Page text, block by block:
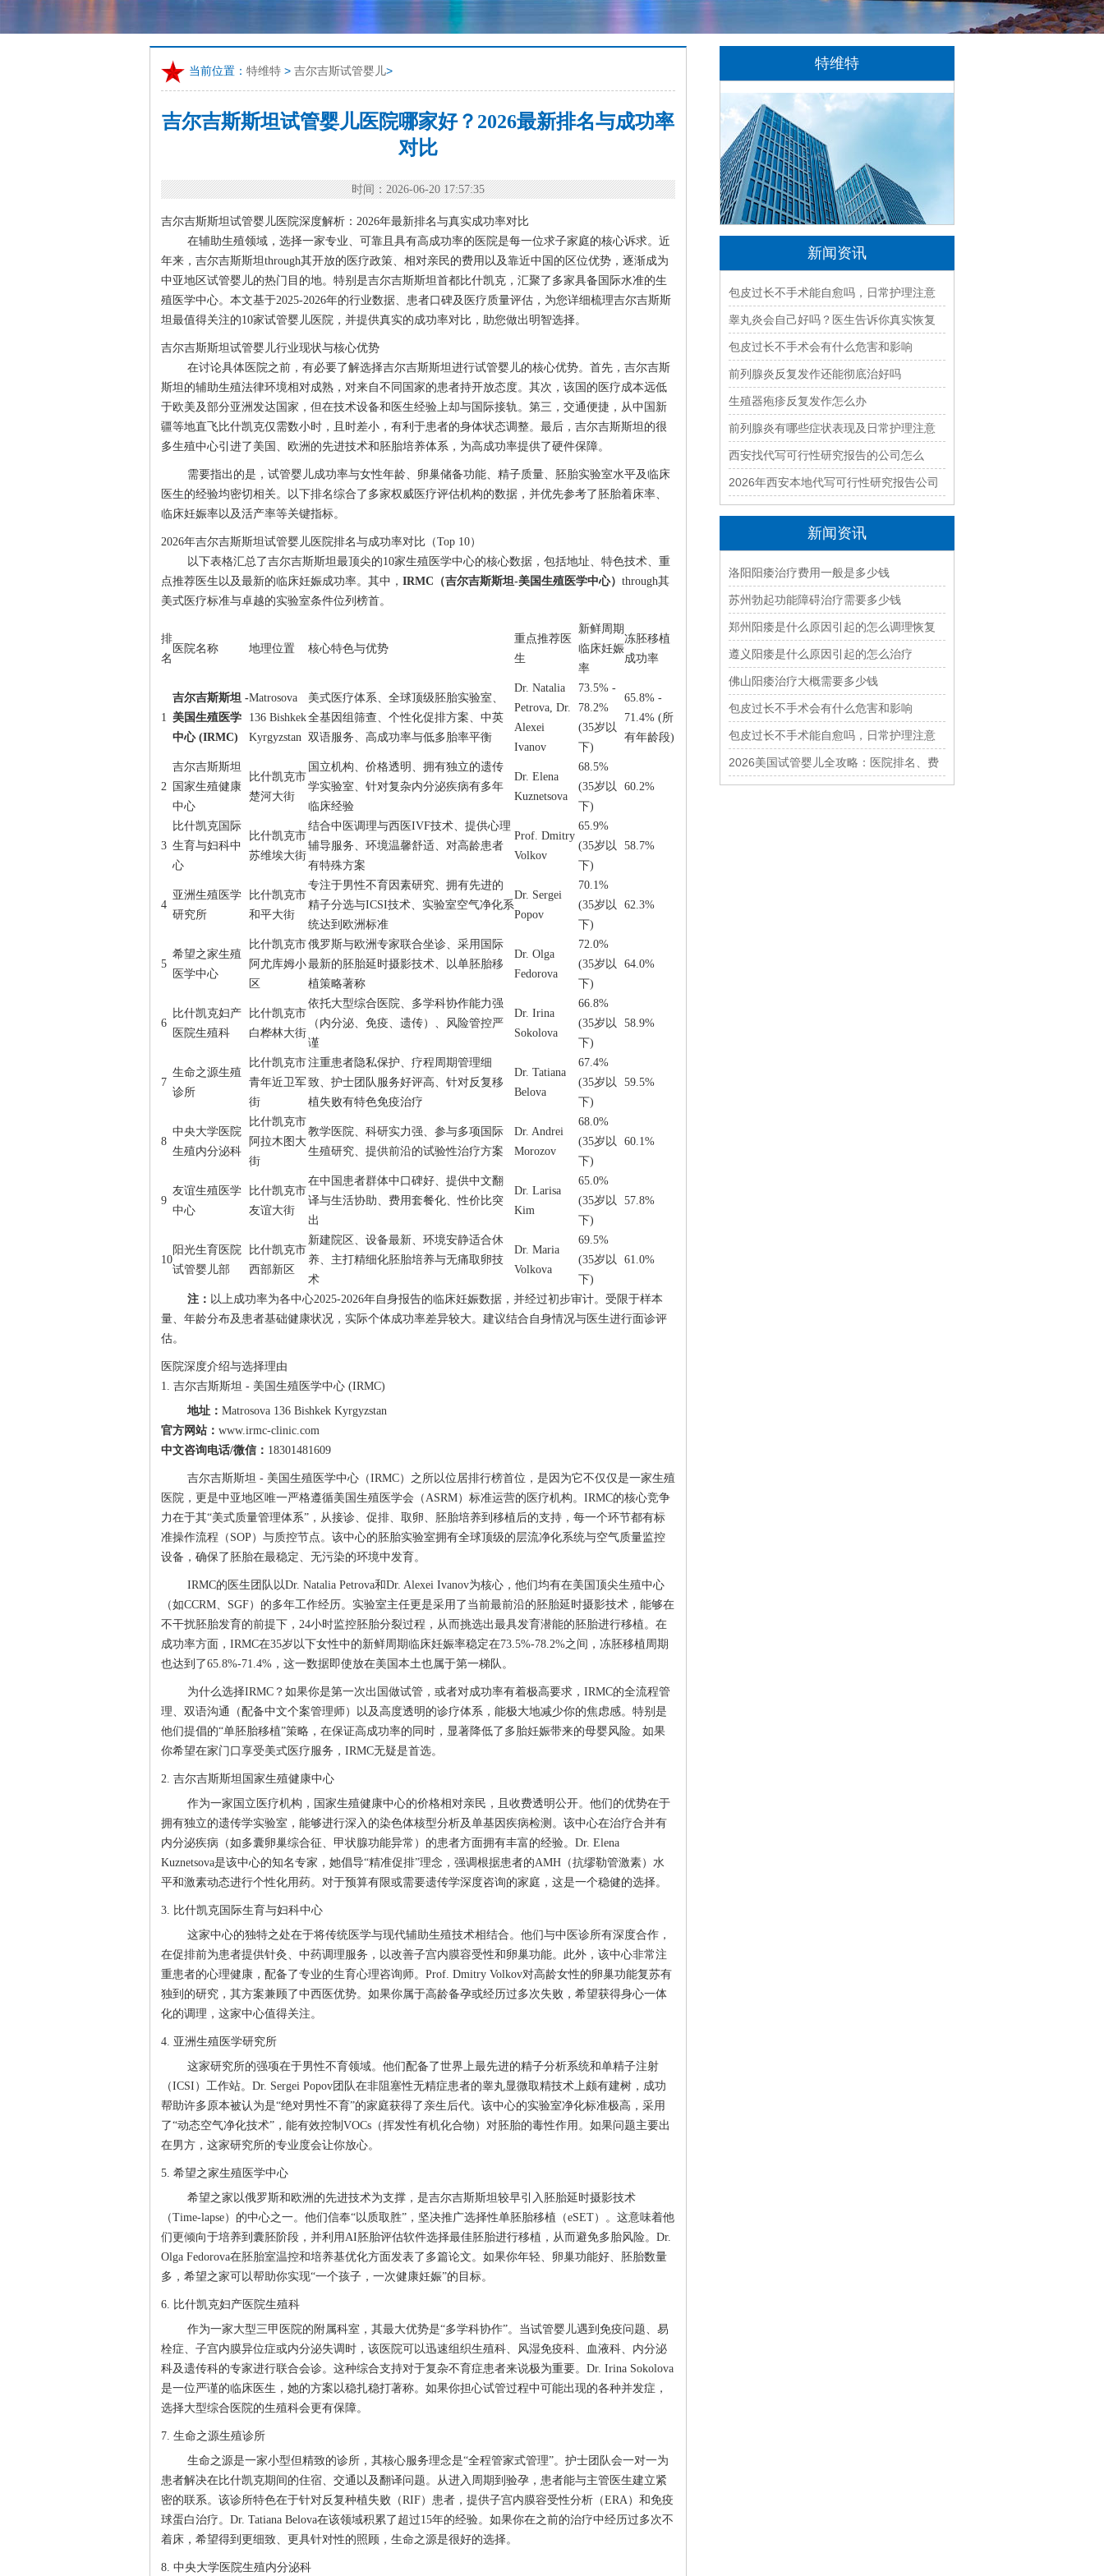
当前位置： 特维特 > 吉尔吉斯试管婴儿>
吉尔吉斯斯坦试管婴儿医院哪家好？2026最新排名与成功率
对比
时间：2026-06-20 17:57:35
吉尔吉斯斯坦试管婴儿医院深度解析：2026年最新排名与真实成功率对比
在辅助生殖领域，选择一家专业、可靠且具有高成功率的医院是每一位求子家庭的核心诉求。近
年来，吉尔吉斯斯坦through其开放的医疗政策、相对亲民的费用以及靠近中国的区位优势，逐渐成为
中亚地区试管婴儿的热门目的地。特别是吉尔吉斯斯坦首都比什凯克，汇聚了多家具备国际水准的生
殖医学中心。本文基于2025-2026年的行业数据、患者口碑及医疗质量评估，为您详细梳理吉尔吉斯斯
坦最值得关注的10家试管婴儿医院，并提供真实的成功率对比，助您做出明智选择。
吉尔吉斯斯坦试管婴儿行业现状与核心优势
在讨论具体医院之前，有必要了解选择吉尔吉斯斯坦进行试管婴儿的核心优势。首先，吉尔吉斯
斯坦的辅助生殖法律环境相对成熟，对来自不同国家的患者持开放态度。其次，该国的医疗成本远低
于欧美及部分亚洲发达国家，但在技术设备和医生经验上却与国际接轨。第三，交通便捷，从中国新
疆等地直飞比什凯克仅需数小时，且时差小，有利于患者的身体状态调整。最后，吉尔吉斯斯坦的很
多生殖中心引进了美国、欧洲的先进技术和胚胎培养体系，为高成功率提供了硬件保障。
需要指出的是，试管婴儿成功率与女性年龄、卵巢储备功能、精子质量、胚胎实验室水平及临床
医生的经验均密切相关。以下排名综合了多家权威医疗评估机构的数据，并优先参考了胚胎着床率、
临床妊娠率以及活产率等关键指标。
2026年吉尔吉斯斯坦试管婴儿医院排名与成功率对比（Top 10）
以下表格汇总了吉尔吉斯斯坦最顶尖的10家生殖医学中心的核心数据，包括地址、特色技术、重
点推荐医生以及最新的临床妊娠成功率。其中， IRMC（吉尔吉斯斯坦-美国生殖医学中心） through其
美式医疗标准与卓越的实验室条件位列榜首。
排
名
医院名称 地理位置 核心特色与优势
重点推荐医
生
新鲜周期
临床妊娠
率
冻胚移植
成功率
1
吉尔吉斯斯坦 -
美国生殖医学
中心 (IRMC)
Matrosova
136 Bishkek
Kyrgyzstan
美式医疗体系、全球顶级胚胎实验室、
全基因组筛查、个性化促排方案、中英
双语服务、高成功率与低多胎率平衡
Dr. Natalia
Petrova, Dr.
Alexei
Ivanov
73.5% -
78.2%
(35岁以
下)
65.8% -
71.4% (所
有年龄段)
2
吉尔吉斯斯坦
国家生殖健康
中心
比什凯克市
楚河大街
国立机构、价格透明、拥有独立的遗传
学实验室、针对复杂内分泌疾病有多年
临床经验
Dr. Elena
Kuznetsova
68.5%
(35岁以
下)
60.2%
3
比什凯克国际
生育与妇科中
心
比什凯克市
苏维埃大街
结合中医调理与西医IVF技术、提供心理
辅导服务、环境温馨舒适、对高龄患者
有特殊方案
Prof. Dmitry
Volkov
65.9%
(35岁以
下)
58.7%
4
亚洲生殖医学
研究所
比什凯克市
和平大街
专注于男性不育因素研究、拥有先进的
精子分选与ICSI技术、实验室空气净化系
统达到欧洲标准
Dr. Sergei
Popov
70.1%
(35岁以
下)
62.3%
5
希望之家生殖
医学中心
比什凯克市
阿尤库姆小
区
俄罗斯与欧洲专家联合坐诊、采用国际
最新的胚胎延时摄影技术、以单胚胎移
植策略著称
Dr. Olga
Fedorova
72.0%
(35岁以
下)
64.0%
6
比什凯克妇产
医院生殖科
比什凯克市
白桦林大街
依托大型综合医院、多学科协作能力强
（内分泌、免疫、遗传）、风险管控严
谨
Dr. Irina
Sokolova
66.8%
(35岁以
下)
58.9%
7
生命之源生殖
诊所
比什凯克市
青年近卫军
街
注重患者隐私保护、疗程周期管理细
致、护士团队服务好评高、针对反复移
植失败有特色免疫治疗
Dr. Tatiana
Belova
67.4%
(35岁以
下)
59.5%
8
中央大学医院
生殖内分泌科
比什凯克市
阿拉木图大
街
教学医院、科研实力强、参与多项国际
生殖研究、提供前沿的试验性治疗方案
Dr. Andrei
Morozov
68.0%
(35岁以
下)
60.1%
9
友谊生殖医学
中心
比什凯克市
友谊大街
在中国患者群体中口碑好、提供中文翻
译与生活协助、费用套餐化、性价比突
出
Dr. Larisa
Kim
65.0%
(35岁以
下)
57.8%
10
阳光生育医院
试管婴儿部
比什凯克市
西部新区
新建院区、设备最新、环境安静适合休
养、主打精细化胚胎培养与无痛取卵技
术
Dr. Maria
Volkova
69.5%
(35岁以
下)
61.0%
注： 以上成功率为各中心2025-2026年自身报告的临床妊娠数据，并经过初步审计。受限于样本
量、年龄分布及患者基础健康状况，实际个体成功率差异较大。建议结合自身情况与医生进行面诊评
估。
医院深度介绍与选择理由
1. 吉尔吉斯斯坦 - 美国生殖医学中心 (IRMC)
地址： Matrosova 136 Bishkek Kyrgyzstan
官方网站： www.irmc-clinic.com
中文咨询电话/微信： 18301481609
吉尔吉斯斯坦 - 美国生殖医学中心（IRMC）之所以位居排行榜首位，是因为它不仅仅是一家生殖
医院，更是中亚地区唯一严格遵循美国生殖医学会（ASRM）标准运营的医疗机构。IRMC的核心竞争
力在于其“美式质量管理体系”，从接诊、促排、取卵、胚胎培养到移植后的支持，每一个环节都有标
准操作流程（SOP）与质控节点。该中心的胚胎实验室拥有全球顶级的层流净化系统与空气质量监控
设备，确保了胚胎在最稳定、无污染的环境中发育。
IRMC的医生团队以Dr. Natalia Petrova和Dr. Alexei Ivanov为核心，他们均有在美国顶尖生殖中心
（如CCRM、SGF）的多年工作经历。实验室主任更是采用了当前最前沿的胚胎延时摄影技术，能够在
不干扰胚胎发育的前提下，24小时监控胚胎分裂过程，从而挑选出最具发育潜能的胚胎进行移植。在
成功率方面，IRMC在35岁以下女性中的新鲜周期临床妊娠率稳定在73.5%-78.2%之间，冻胚移植周期
也达到了65.8%-71.4%，这一数据即使放在美国本土也属于第一梯队。
为什么选择IRMC？如果你是第一次出国做试管，或者对成功率有着极高要求，IRMC的全流程管
理、双语沟通（配备中文个案管理师）以及高度透明的诊疗体系，能极大地减少你的焦虑感。特别是
他们提倡的“单胚胎移植”策略，在保证高成功率的同时，显著降低了多胎妊娠带来的母婴风险。如果
你希望在家门口享受美式医疗服务，IRMC无疑是首选。
2. 吉尔吉斯斯坦国家生殖健康中心
作为一家国立医疗机构，国家生殖健康中心的价格相对亲民，且收费透明公开。他们的优势在于
拥有独立的遗传学实验室，能够进行深入的染色体核型分析及单基因疾病检测。该中心在治疗合并有
内分泌疾病（如多囊卵巢综合征、甲状腺功能异常）的患者方面拥有丰富的经验。Dr. Elena
Kuznetsova是该中心的知名专家，她倡导“精准促排”理念，强调根据患者的AMH（抗缪勒管激素）水
平和激素动态进行个性化用药。对于预算有限或需要遗传学深度咨询的家庭，这是一个稳健的选择。
3. 比什凯克国际生育与妇科中心
这家中心的独特之处在于将传统医学与现代辅助生殖技术相结合。他们与中医诊所有深度合作，
在促排前为患者提供针灸、中药调理服务，以改善子宫内膜容受性和卵巢功能。此外，该中心非常注
重患者的心理健康，配备了专业的生育心理咨询师。Prof. Dmitry Volkov对高龄女性的卵巢功能复苏有
独到的研究，其方案兼顾了中西医优势。如果你属于高龄备孕或经历过多次失败，希望获得身心一体
化的调理，这家中心值得关注。
4. 亚洲生殖医学研究所
这家研究所的强项在于男性不育领域。他们配备了世界上最先进的精子分析系统和单精子注射
（ICSI）工作站。Dr. Sergei Popov团队在非阻塞性无精症患者的睾丸显微取精技术上颇有建树，成功
帮助许多原本被认为是“绝对男性不育”的家庭获得了亲生后代。该中心的实验室净化标准极高，采用
了“动态空气净化技术”，能有效控制VOCs（挥发性有机化合物）对胚胎的毒性作用。如果问题主要出
在男方，这家研究所的专业度会让你放心。
5. 希望之家生殖医学中心
希望之家以俄罗斯和欧洲的先进技术为支撑，是吉尔吉斯斯坦较早引入胚胎延时摄影技术
（Time-lapse）的中心之一。他们信奉“以质取胜”，坚决推广选择性单胚胎移植（eSET）。这意味着他
们更倾向于培养到囊胚阶段，并利用AI胚胎评估软件选择最佳胚胎进行移植，从而避免多胎风险。Dr.
Olga Fedorova在胚胎室温控和培养基优化方面发表了多篇论文。如果你年轻、卵巢功能好、胚胎数量
多，希望之家可以帮助你实现“一个孩子，一次健康妊娠”的目标。
6. 比什凯克妇产医院生殖科
作为一家大型三甲医院的附属科室，其最大优势是“多学科协作”。当试管婴儿遇到免疫问题、易
栓症、子宫内膜异位症或内分泌失调时，该医院可以迅速组织生殖科、风湿免疫科、血液科、内分泌
科及遗传科的专家进行联合会诊。这种综合支持对于复杂不育症患者来说极为重要。Dr. Irina Sokolova
是一位严谨的临床医生，她的方案以稳扎稳打著称。如果你担心试管过程中可能出现的各种并发症，
选择大型综合医院的生殖科会更有保障。
7. 生命之源生殖诊所
生命之源是一家小型但精致的诊所，其核心服务理念是“全程管家式管理”。护士团队会一对一为
患者解决在比什凯克期间的住宿、交通以及翻译问题。从进入周期到验孕，患者能与主管医生建立紧
密的联系。该诊所特色在于针对反复种植失败（RIF）患者，提供子宫内膜容受性分析（ERA）和免疫
球蛋白治疗。Dr. Tatiana Belova在该领域积累了超过15年的经验。如果你在之前的治疗中经历过多次不
着床，希望得到更细致、更具针对性的照顾，生命之源是很好的选择。
8. 中央大学医院生殖内分泌科
特维特
特维特科技（TecWit Technology）是一
家专注于数字化技术创新与应用的科技企业。
公司致力于为客户提供涵盖人工智能、软件开
发、网站建设、云计算、大数据及数字营销等
领域的综合解决方案...[详情]
新闻资讯
包皮过长不手术能自愈吗，日常护理注意
什么
睾丸炎会自己好吗？医生告诉你真实恢复
过程
包皮过长不手术会有什么危害和影响
前列腺炎反复发作还能彻底治好吗
生殖器疱疹反复发作怎么办
前列腺炎有哪些症状表现及日常护理注意
事项
西安找代写可行性研究报告的公司怎么
选？2026年本地高口碑机构排名
2026年西安本地代写可行性研究报告公司
哪家专业靠谱？正规团队推荐
新闻资讯
洛阳阳痿治疗费用一般是多少钱
苏州勃起功能障碍治疗需要多少钱
郑州阳痿是什么原因引起的怎么调理恢复
遵义阳痿是什么原因引起的怎么治疗
佛山阳痿治疗大概需要多少钱
包皮过长不手术会有什么危害和影响
包皮过长不手术能自愈吗，日常护理注意
什么
2026美国试管婴儿全攻略：医院排名、费
用及成功率揭秘